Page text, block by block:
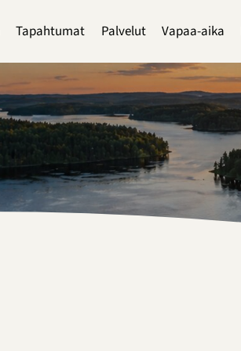
Tapahtumat Palvelut Vapaa-aika